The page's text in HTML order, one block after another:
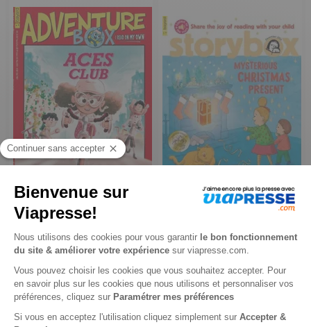
Adventure Box
1 an
90,00 €
Ajouter au panier
1 an
90,00 €
Ajouter au panier